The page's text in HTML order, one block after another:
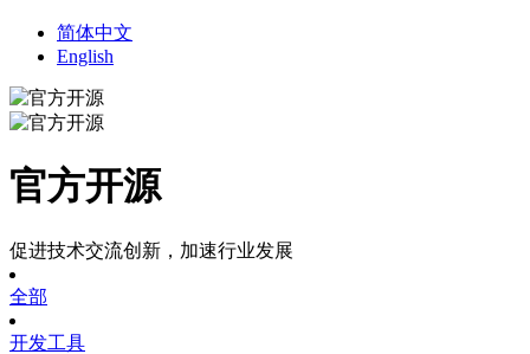
简体中文
English
官方开源
促进技术交流创新，加速行业发展
全部
开发工具